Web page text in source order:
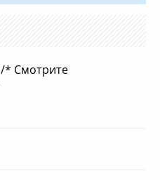
/* Смотрите